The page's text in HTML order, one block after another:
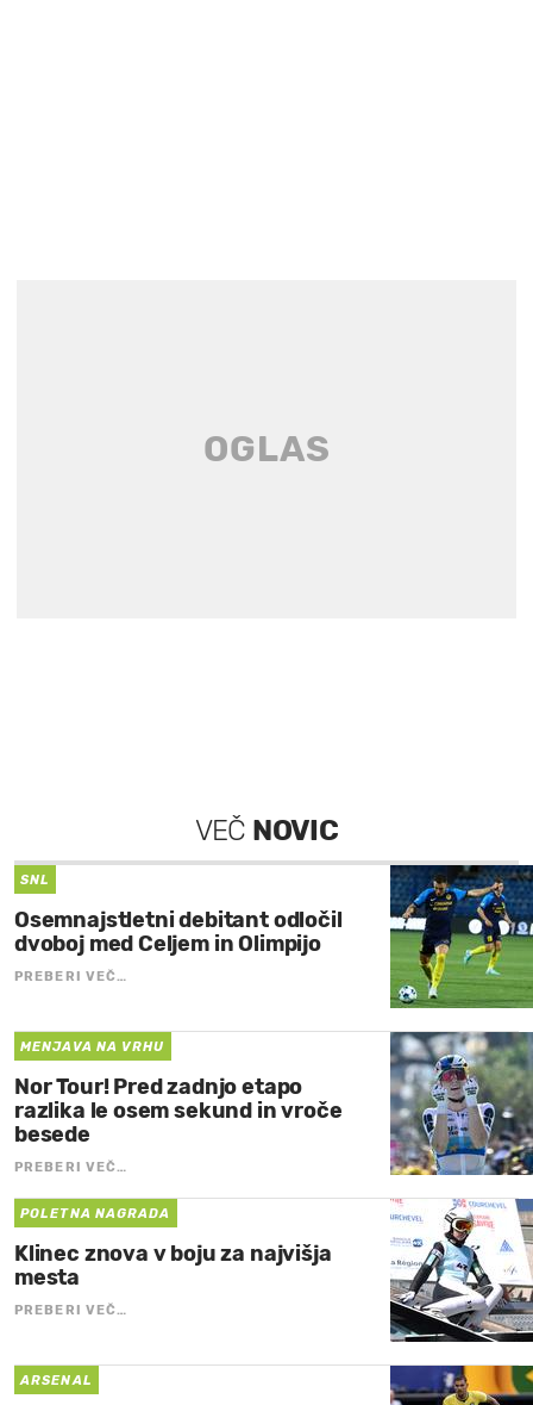
VEČ NOVIC
SNL
Osemnajstletni debitant odločil
dvoboj med Celjem in Olimpijo
PREBERI VEČ…
MENJAVA NA VRHU
Nor Tour! Pred zadnjo etapo
razlika le osem sekund in vroče
besede
PREBERI VEČ…
POLETNA NAGRADA
Klinec znova v boju za najvišja
mesta
PREBERI VEČ…
ARSENAL